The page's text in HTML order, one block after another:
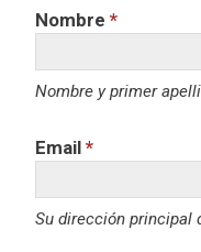
Nombre *
Nombre y primer
Email *
Su dirección principal